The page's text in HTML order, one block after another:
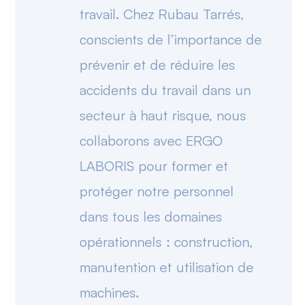
travail. Chez Rubau Tarrés,
conscients de l’importance de
prévenir et de réduire les
accidents du travail dans un
secteur à haut risque, nous
collaborons avec ERGO
LABORIS pour former et
protéger notre personnel
dans tous les domaines
opérationnels : construction,
manutention et utilisation de
machines.